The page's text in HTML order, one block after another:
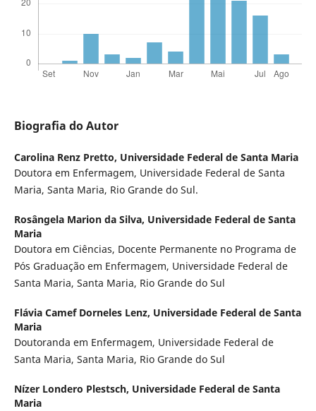
Biografia do Autor
Carolina Renz Pretto, Universidade Federal de Santa Maria
Doutora em Enfermagem, Universidade Federal de Santa
Maria, Santa Maria, Rio Grande do Sul.
Rosângela Marion da Silva, Universidade Federal de Santa
Maria
Doutora em Ciências, Docente Permanente no Programa de
Pós Graduação em Enfermagem, Universidade Federal de
Santa Maria, Santa Maria, Rio Grande do Sul
Flávia Camef Dorneles Lenz, Universidade Federal de Santa
Maria
Doutoranda em Enfermagem, Universidade Federal de
Santa Maria, Santa Maria, Rio Grande do Sul
Nízer Londero Plestsch, Universidade Federal de Santa
Maria